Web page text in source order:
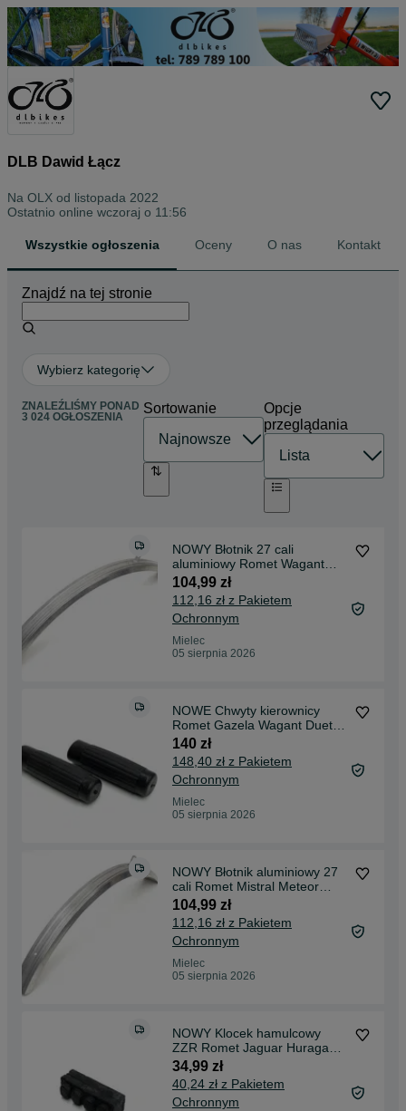
DLB Dawid Łącz
Na OLX od listopada 2022
Ostatnio online wczoraj o 11:56
Wszystkie ogłoszenia Oceny O nas Kontakt
Znajdź na tej stronie
Wybierz kategorię
ZNALEŹLIŚMY PONAD
3 024 OGŁOSZENIA
Sortowanie
Opcje
przeglądania
NOWY Błotnik 27 cali
aluminiowy Romet Wagant
Gazela Mistral Meteor PRL
104,99 zł
112,16 zł z Pakietem
Ochronnym
Mielec
05 sierpnia 2026
NOWE Chwyty kierownicy
Romet Gazela Wagant Duet
Derby Turing
140 zł
148,40 zł z Pakietem
Ochronnym
Mielec
05 sierpnia 2026
NOWY Błotnik aluminiowy 27
cali Romet Mistral Meteor
Kometa Laura PRL
104,99 zł
112,16 zł z Pakietem
Ochronnym
Mielec
05 sierpnia 2026
NOWY Klocek hamulcowy
ZZR Romet Jaguar Huragan
Karat Flaming Wigry PRL
34,99 zł
40,24 zł z Pakietem
Ochronnym